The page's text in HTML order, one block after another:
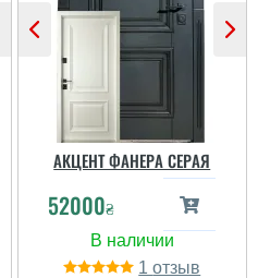
АКЦЕНТ ФАНЕРА СЕРАЯ
52000₴
1